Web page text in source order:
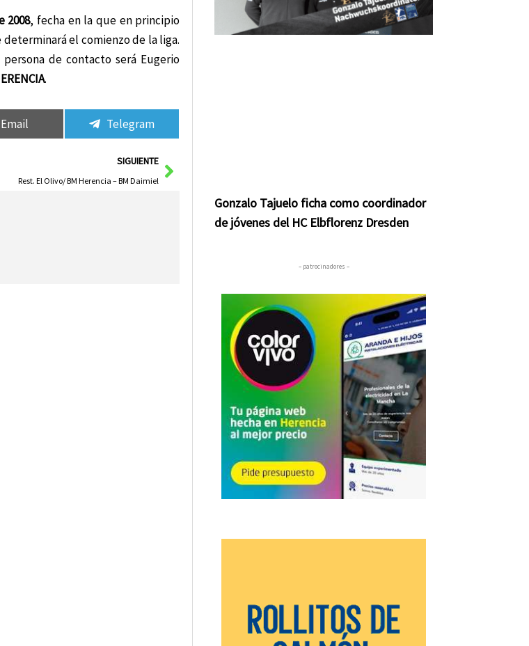
2008, fecha en la que en principio
el comienzo de la liga.
de contacto será Eugerio
.
Email Telegram
SIGUIENTE
Rest. El Olivo/ BM Herencia – BM Daimiel
Siguiente
Gonzalo Tajuelo ficha como coordinador
de jóvenes del HC Elbflorenz Dresden
– patrocinadores –